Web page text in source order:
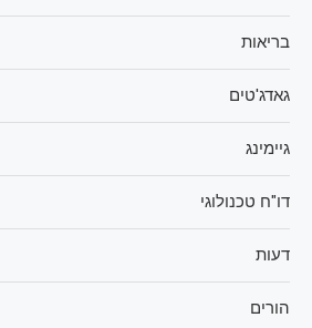
בריאות
גאדג'טים
גיימינג
דו"ח טכנולוגי
דעות
הורים